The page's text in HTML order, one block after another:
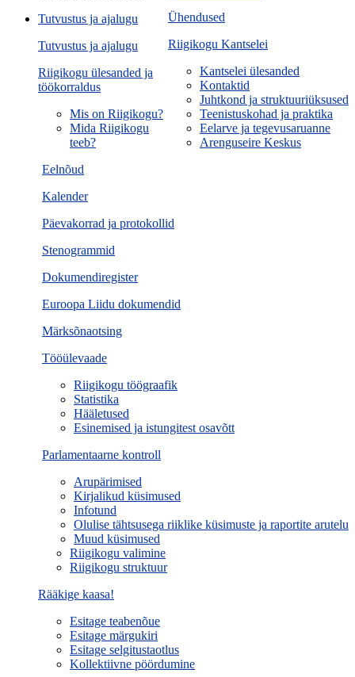
Ühendused
Riigikogu Kantselei
Kantselei ülesanded
Kontaktid
Juhtkond ja struktuuriüksused
Teenistuskohad ja praktika
Eelarve ja tegevusaruanne
Arenguseire Keskus
Eelnõud
Kalender
Päevakorrad ja protokollid
Stenogrammid
Dokumendiregister
Euroopa Liidu dokumendid
Märksõnaotsing
Tööülevaade
Riigikogu töögraafik
Statistika
Hääletused
Esinemised ja istungitest osavõtt
Parlamentaarne kontroll
Arupärimised
Kirjalikud küsimused
Infotund
Olulise tähtsusega riiklike küsimuste ja raportite arutelu
Muud küsimused
Tutvustus ja ajalugu
Tutvustus ja ajalugu
Riigikogu ülesanded ja
töökorraldus
Mis on Riigikogu?
Mida Riigikogu
teeb?
Riigikogu valimine
Riigikogu struktuur
Rääkige kaasa!
Esitage teabenõue
Esitage märgukiri
Esitage selgitustaotlus
Kollektiivne pöördumine